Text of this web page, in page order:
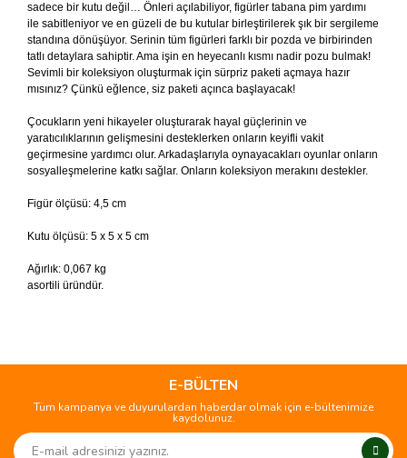
sadece bir kutu değil… Önleri açılabiliyor, figürler tabana pim yardımı
ile sabitleniyor ve en güzeli de bu kutular birleştirilerek şık bir sergileme
standına dönüşüyor. Serinin tüm figürleri farklı bir pozda ve birbirinden
tatlı detaylara sahiptir. Ama işin en heyecanlı kısmı nadir pozu bulmak!
Sevimli bir koleksiyon oluşturmak için sürpriz paketi açmaya hazır
mısınız? Çünkü eğlence, siz paketi açınca başlayacak!
Çocukların yeni hikayeler oluşturarak hayal güçlerinin ve
yaratıcılıklarının gelişmesini desteklerken onların keyifli vakit
geçirmesine yardımcı olur. Arkadaşlarıyla oynayacakları oyunlar onların
sosyalleşmelerine katkı sağlar. Onların koleksiyon merakını destekler.
Figür ölçüsü: 4,5 cm
Kutu ölçüsü: 5 x 5 x 5 cm
Ağırlık: 0,067 kg
asortili üründür.
Yorum Yaz
kullanarak tarafımıza iletebilirsiniz.
Görüş ve önerileriniz için teşekkür ederiz.
Ürün açıklamasında eksik bilgiler bulunuyor.
E-BÜLTEN
Tüm kampanya ve duyurulardan haberdar olmak için e-bültenimize
kaydolunuz.